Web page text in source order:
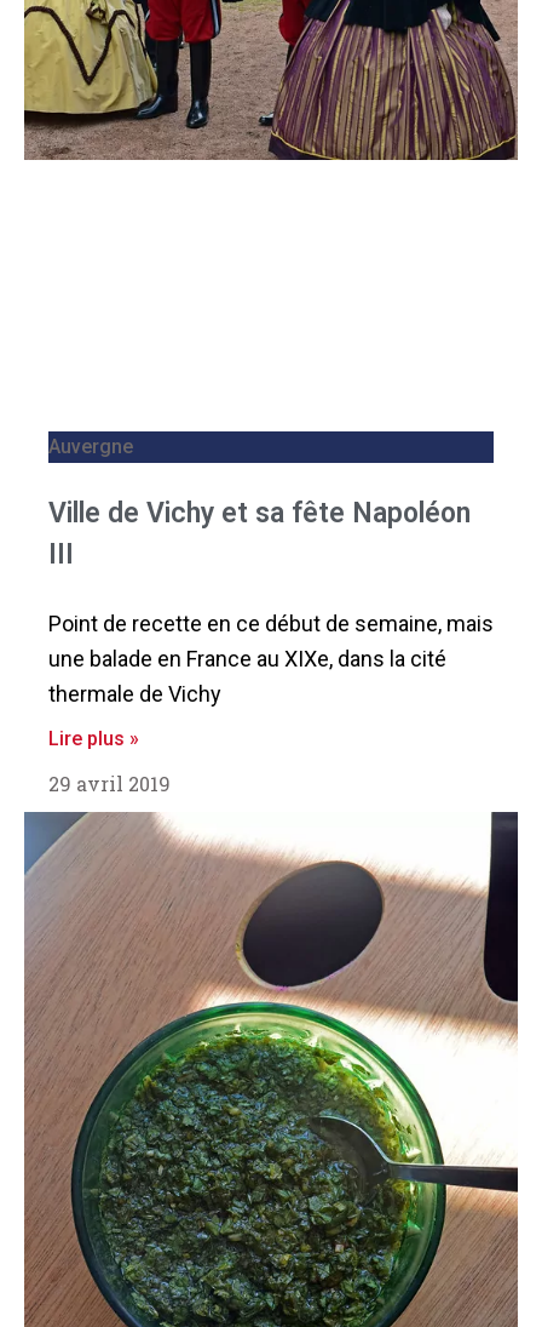
Auvergne
Ville de Vichy et sa fête Napoléon
Point de recette en ce début de semaine, mais
une balade en France au XIXe, dans la cité
thermale de Vichy
Lire plus »
29 avril 2019